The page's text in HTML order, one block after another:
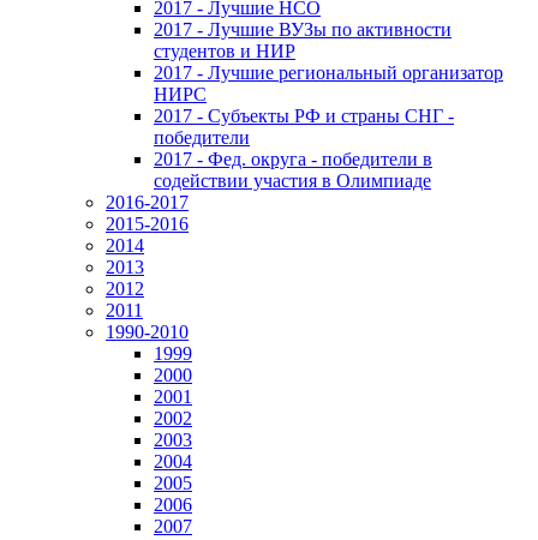
2017 - Лучшие НСО
2017 - Лучшие ВУЗы по активности
студентов и НИР
2017 - Лучшие региональный организатор
НИРС
2017 - Субъекты РФ и страны СНГ -
победители
2017 - Фед. округа - победители в
содействии участия в Олимпиаде
2016-2017
2015-2016
2014
2013
2012
2011
1990-2010
1999
2000
2001
2002
2003
2004
2005
2006
2007